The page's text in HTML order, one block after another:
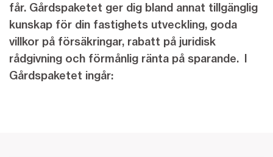
får. Gårdspaketet ger dig bland annat tillgänglig
kunskap för din fastighets utveckling, goda
villkor på försäkringar, rabatt på juridisk
rådgivning och förmånlig ränta på sparande. I
Gårdspaketet ingår: